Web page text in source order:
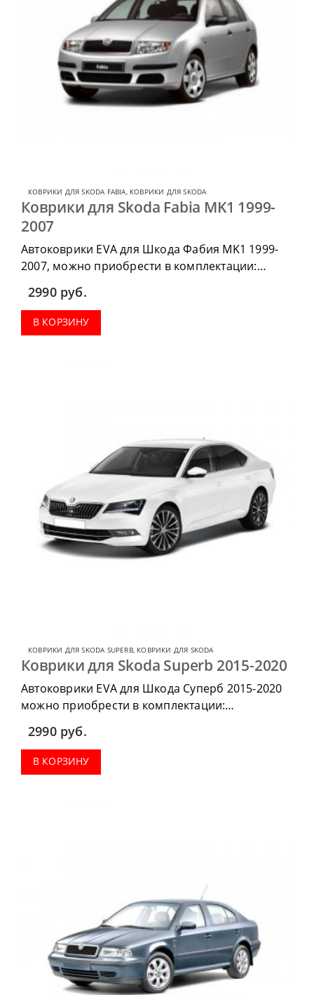
КОВРИКИ ДЛЯ SKODA FABIA, КОВРИКИ ДЛЯ SKODA
Коврики для Skoda Fabia MK1 1999-
2007
Автоковрики EVA для Шкода Фабия MK1 1999-
2007, можно приобрести в комплектации:
коврики в салон, коврик в багажник.
2990 руб.
В КОРЗИНУ
КОВРИКИ ДЛЯ SKODA SUPERB, КОВРИКИ ДЛЯ SKODA
Коврики для Skoda Superb 2015-2020
Автоковрики EVA для Шкода Суперб 2015-2020
можно приобрести в комплектации:
коврики в салон, коврик в багажник.
2990 руб.
В КОРЗИНУ